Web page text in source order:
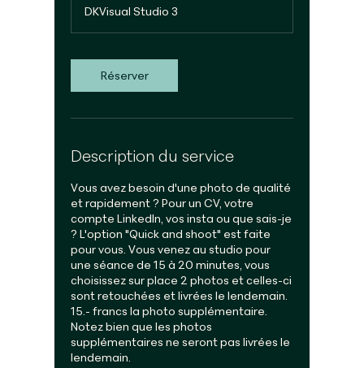
i
n
DKVisual Studio 3
Réserver
Description du service
Vous avez besoin d'une photo de qualité
et rapidement ? Pour un CV, votre
compte LinkedIn, vos insta ou que sais-je
? L'option "Quick and shoot" est faite
pour vous. Vous venez au studio pour
une séance de 15 à 20 minutes, vous
choisissez sur place 2 photos et celles-ci
sont retouchées et livrées le lendemain.
15.- francs la photo supplémentaire.
Notez bien que les photos
supplémentaires ne seront pas livrées le
lendemain.